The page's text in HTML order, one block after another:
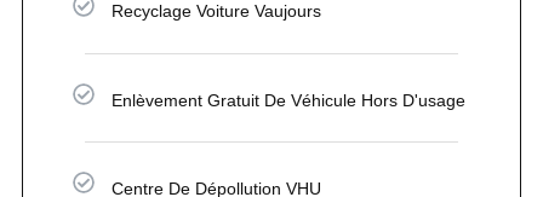
Recyclage Voiture Vaujours
Enlèvement Gratuit De Véhicule Hors D'usage
Centre De Dépollution VHU